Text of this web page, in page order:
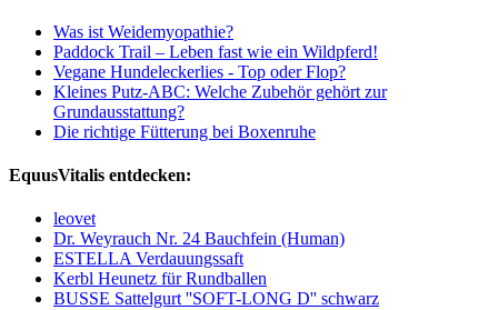
Was ist Weidemyopathie?
Paddock Trail – Leben fast wie ein Wildpferd!
Vegane Hundeleckerlies - Top oder Flop?
Kleines Putz-ABC: Welche Zubehör gehört zur
Grundausstattung?
Die richtige Fütterung bei Boxenruhe
EquusVitalis entdecken:
leovet
Dr. Weyrauch Nr. 24 Bauchfein (Human)
ESTELLA Verdauungssaft
Kerbl Heunetz für Rundballen
BUSSE Sattelgurt ''SOFT-LONG D'' schwarz